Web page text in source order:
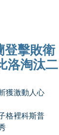
登擊敗衛
洛淘汰二
獲激動人心
格裡科斯普